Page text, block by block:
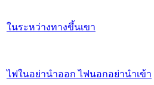
ในระหว่างทางขึ้นเขา
ไฟในอย่านำออก ไฟนอกอย่านำเข้า